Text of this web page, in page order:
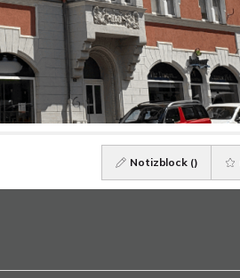
Notizblock ()